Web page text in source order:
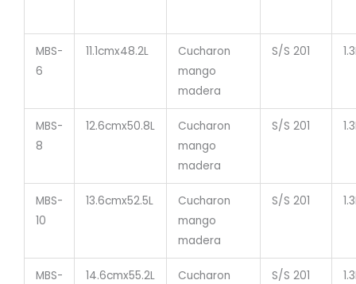
MBS-
6
11.1cmx48.2L
Cucharon
mango
madera
S/S 201
MBS-
8
12.6cmx50.8L
Cucharon
mango
madera
S/S 201
MBS-
10
13.6cmx52.5L
Cucharon
mango
madera
S/S 201
MBS-
14.6cmx55.2L
Cucharon
S/S 201